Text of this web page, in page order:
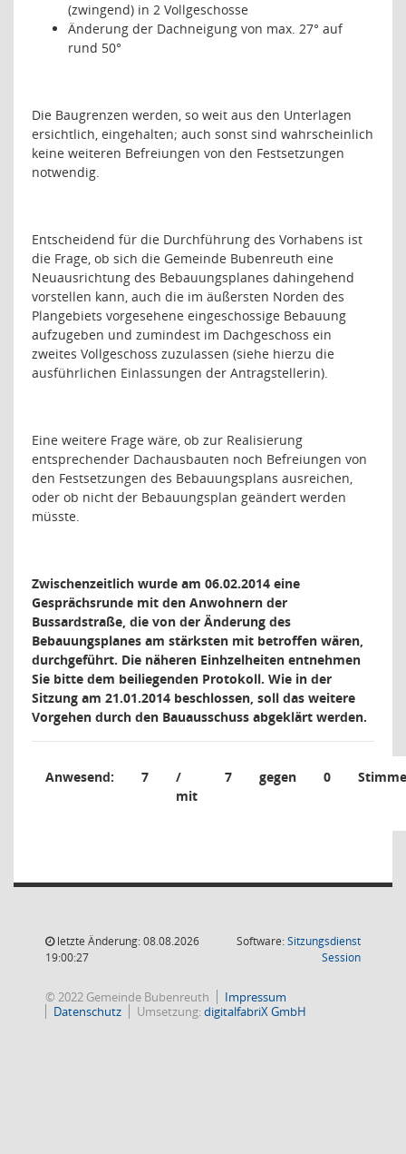
(zwingend) in 2 Vollgeschosse
Änderung der Dachneigung von max. 27° auf
rund 50°
Die Baugrenzen werden, so weit aus den Unterlagen
ersichtlich, eingehalten; auch sonst sind wahrscheinlich
keine weiteren Befreiungen von den Festsetzungen
notwendig.
Entscheidend für die Durchführung des Vorhabens ist
die Frage, ob sich die Gemeinde Bubenreuth eine
Neuausrichtung des Bebauungsplanes dahingehend
vorstellen kann, auch die im äußersten Norden des
Plangebiets vorgesehene eingeschossige Bebauung
aufzugeben und zumindest im Dachgeschoss ein
zweites Vollgeschoss zuzulassen (siehe hierzu die
ausführlichen Einlassungen der Antragstellerin).
Eine weitere Frage wäre, ob zur Realisierung
entsprechender Dachausbauten noch Befreiungen von
den Festsetzungen des Bebauungsplans ausreichen,
oder ob nicht der Bebauungsplan geändert werden
müsste.
Zwischenzeitlich wurde am 06.02.2014 eine
Gesprächsrunde mit den Anwohnern der
Bussardstraße, die von der Änderung des
Bebauungsplanes am stärksten mit betroffen wären,
durchgeführt. Die näheren Einhzelheiten entnehmen
Sie bitte dem beiliegenden Protokoll. Wie in der
Sitzung am 21.01.2014 beschlossen, soll das weitere
Vorgehen durch den Bauausschuss abgeklärt werden.
Anwesend: 7
/
mit
7 gegen 0
letzte Änderung: 08.08.2026
19:00:27
Software:Sitzungsdienst
Session(Wird in
© 2022 Gemeinde Bubenreuth
Impressum
Datenschutz
Umsetzung:digitalfabriX GmbH